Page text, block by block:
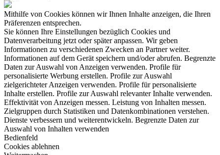
Mithilfe von Cookies können wir Ihnen Inhalte anzeigen, die Ihren
Präferenzen entsprechen.
Sie können Ihre Einstellungen bezüglich Cookies und
Datenverarbeitung jetzt oder später anpassen. Wir geben
Informationen zu verschiedenen Zwecken an Partner weiter.
Informationen auf dem Gerät speichern und/oder abrufen. Begrenzte
Daten zur Auswahl von Anzeigen verwenden. Profile für
personalisierte Werbung erstellen. Profile zur Auswahl
zielgerichteter Anzeigen verwenden. Profile für personalisierte
Inhalte erstellen. Profile zur Auswahl relevanter Inhalte verwenden.
Effektivität von Anzeigen messen. Leistung von Inhalten messen.
Zielgruppen durch Statistiken und Datenkombinationen verstehen.
Dienste verbessern und weiterentwickeln. Begrenzte Daten zur
Auswahl von Inhalten verwenden
Bedienfeld
Cookies ablehnen